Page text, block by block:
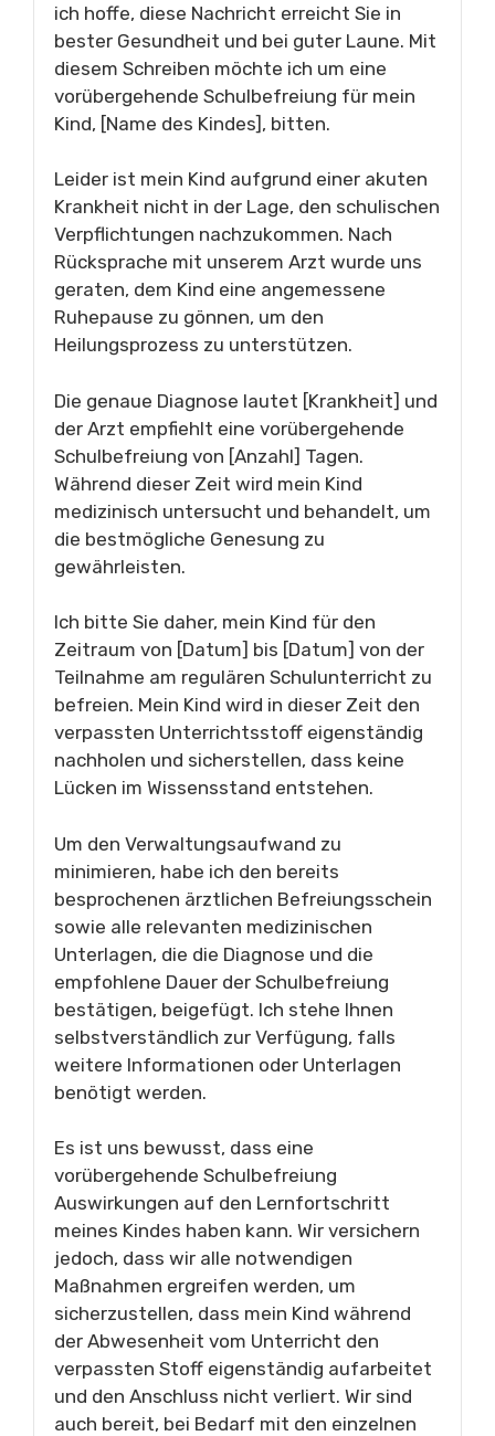
ich hoffe, diese Nachricht erreicht Sie in
bester Gesundheit und bei guter Laune. Mit
diesem Schreiben möchte ich um eine
vorübergehende Schulbefreiung für mein
Kind, [Name des Kindes], bitten.
Leider ist mein Kind aufgrund einer akuten
Krankheit nicht in der Lage, den schulischen
Verpflichtungen nachzukommen. Nach
Rücksprache mit unserem Arzt wurde uns
geraten, dem Kind eine angemessene
Ruhepause zu gönnen, um den
Heilungsprozess zu unterstützen.
Die genaue Diagnose lautet [Krankheit] und
der Arzt empfiehlt eine vorübergehende
Schulbefreiung von [Anzahl] Tagen.
Während dieser Zeit wird mein Kind
medizinisch untersucht und behandelt, um
die bestmögliche Genesung zu
gewährleisten.
Ich bitte Sie daher, mein Kind für den
Zeitraum von [Datum] bis [Datum] von der
Teilnahme am regulären Schulunterricht zu
befreien. Mein Kind wird in dieser Zeit den
verpassten Unterrichtsstoff eigenständig
nachholen und sicherstellen, dass keine
Lücken im Wissensstand entstehen.
Um den Verwaltungsaufwand zu
minimieren, habe ich den bereits
besprochenen ärztlichen Befreiungsschein
sowie alle relevanten medizinischen
Unterlagen, die die Diagnose und die
empfohlene Dauer der Schulbefreiung
bestätigen, beigefügt. Ich stehe Ihnen
selbstverständlich zur Verfügung, falls
weitere Informationen oder Unterlagen
benötigt werden.
Es ist uns bewusst, dass eine
vorübergehende Schulbefreiung
Auswirkungen auf den Lernfortschritt
meines Kindes haben kann. Wir versichern
jedoch, dass wir alle notwendigen
Maßnahmen ergreifen werden, um
sicherzustellen, dass mein Kind während
der Abwesenheit vom Unterricht den
verpassten Stoff eigenständig aufarbeitet
und den Anschluss nicht verliert. Wir sind
auch bereit, bei Bedarf mit den einzelnen